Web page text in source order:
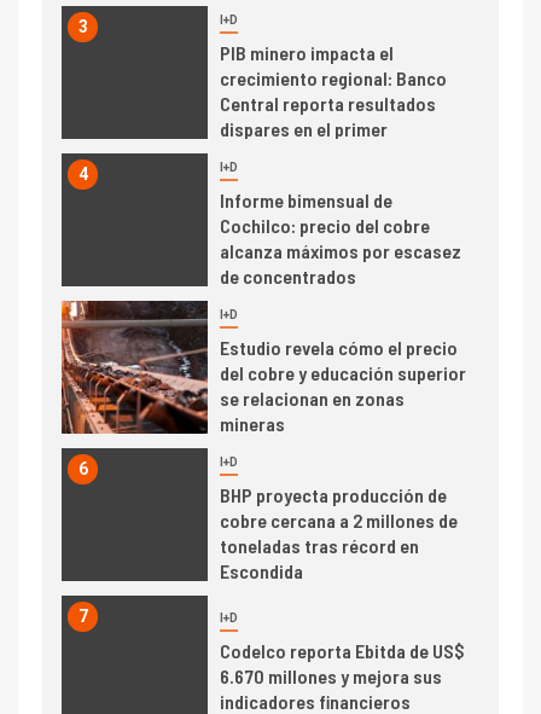
3 I+D
PIB minero impacta el
crecimiento regional: Banco
Central reporta resultados
dispares en el primer
4 I+D
Informe bimensual de
Cochilco: precio del cobre
alcanza máximos por escasez
de concentrados
5 I+D
Estudio revela cómo el precio
del cobre y educación superior
se relacionan en zonas
mineras
6 I+D
BHP proyecta producción de
cobre cercana a 2 millones de
toneladas tras récord en
Escondida
7 I+D
Codelco reporta Ebitda de US$
6.670 millones y mejora sus
indicadores financieros